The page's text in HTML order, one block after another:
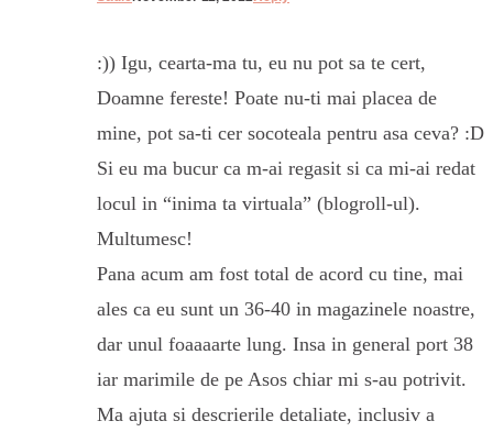
:)) Igu, cearta-ma tu, eu nu pot sa te cert,
Doamne fereste! Poate nu-ti mai placea de
mine, pot sa-ti cer socoteala pentru asa ceva? :D
Si eu ma bucur ca m-ai regasit si ca mi-ai redat
locul in “inima ta virtuala” (blogroll-ul).
Multumesc!
Pana acum am fost total de acord cu tine, mai
ales ca eu sunt un 36-40 in magazinele noastre,
dar unul foaaaarte lung. Insa in general port 38
iar marimile de pe Asos chiar mi s-au potrivit.
Ma ajuta si descrierile detaliate, inclusiv a